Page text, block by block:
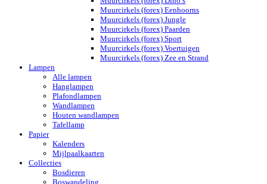
Muurcirkels (forex) Eenhoorns
Muurcirkels (forex) Jungle
Muurcirkels (forex) Paarden
Muurcirkels (forex) Sport
Muurcirkels (forex) Voertuigen
Muurcirkels (forex) Zee en Strand
Lampen
Alle lampen
Hanglampen
Plafondlampen
Wandlampen
Houten wandlampen
Tafellamp
Papier
Kalenders
Mijlpaalkaarten
Collecties
Bosdieren
Boswandeling